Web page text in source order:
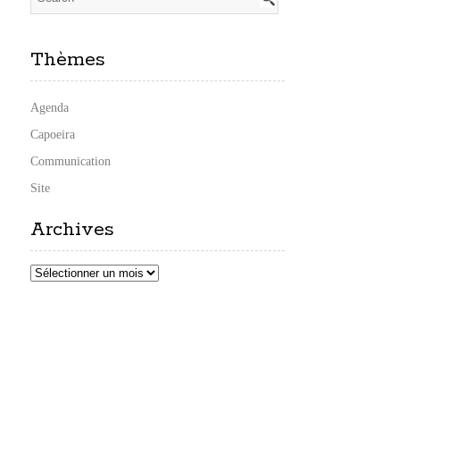
Thèmes
Agenda
Capoeira
Communication
Site
Archives
Archives